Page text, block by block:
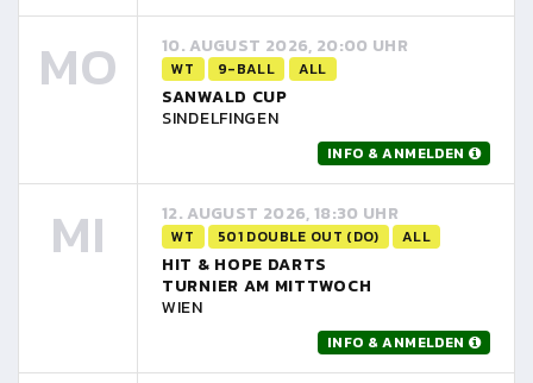
MO 10. AUGUST 2026, 20:00 UHR
WT 9-BALL ALL
SANWALD CUP
SINDELFINGEN
INFO & ANMELDEN
MI 12. AUGUST 2026, 18:30 UHR
WT 501 DOUBLE OUT (DO) ALL
HIT & HOPE DARTS
TURNIER AM MITTWOCH
WIEN
INFO & ANMELDEN